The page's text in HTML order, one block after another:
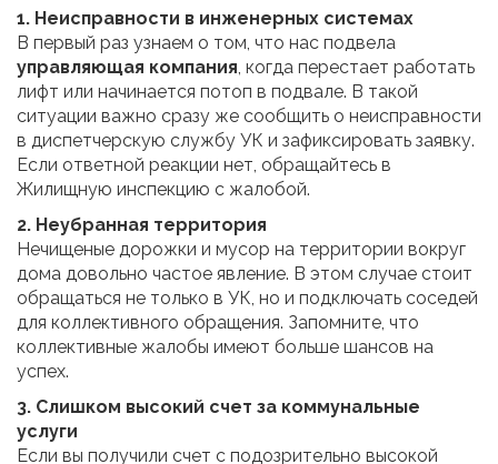
1. Неисправности в инженерных системах
В первый раз узнаем о том, что нас подвела
управляющая компания, когда перестает работать
лифт или начинается потоп в подвале. В такой
ситуации важно сразу же сообщить о неисправности
в диспетчерскую службу УК и зафиксировать заявку.
Если ответной реакции нет, обращайтесь в
Жилищную инспекцию с жалобой.
2. Неубранная территория
Нечищеные дорожки и мусор на территории вокруг
дома довольно частое явление. В этом случае стоит
обращаться не только в УК, но и подключать соседей
для коллективного обращения. Запомните, что
коллективные жалобы имеют больше шансов на
успех.
3. Слишком высокий счет за коммунальные
услуги
Если вы получили счет с подозрительно высокой